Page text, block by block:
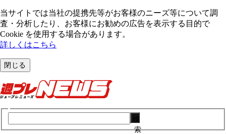
当サイトでは当社の提携先等がお客様のニーズ等について調
査・分析したり、お客様にお勧めの広告を表⽰する⽬的で
Cookie を使⽤する場合があります。
詳しくはこちら
閉じる
索